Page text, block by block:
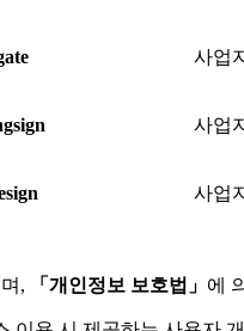
사업
사업
사업
, 「개인정보 보호법」 에